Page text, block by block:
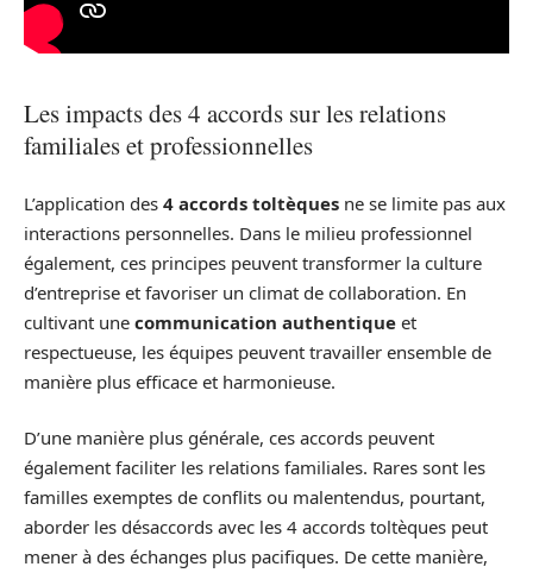
Les impacts des 4 accords sur les relations
familiales et professionnelles
L’application des 4 accords toltèques ne se limite pas aux
interactions personnelles. Dans le milieu professionnel
également, ces principes peuvent transformer la culture
d’entreprise et favoriser un climat de collaboration. En
cultivant une communication authentique et
respectueuse, les équipes peuvent travailler ensemble de
manière plus efficace et harmonieuse.
D’une manière plus générale, ces accords peuvent
également faciliter les relations familiales. Rares sont les
familles exemptes de conflits ou malentendus, pourtant,
aborder les désaccords avec les 4 accords toltèques peut
mener à des échanges plus pacifiques. De cette manière,